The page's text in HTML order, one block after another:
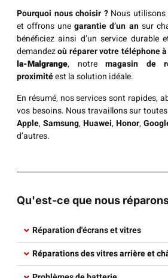
Pourquoi nous choisir ?Nous utilisons
et offrons unegarantie d’un ansur
bénéficiez ainsi d’un service durable
demandezoù réparer votre téléphone
la-Malgrange, notre magasin de
proximitéest la solution idéale.
En résumé, nos services sont rapides,
vos besoins. Nous travaillons sur
Apple,Samsung,Huawei,Honor,
d’autres.
Qu'est-ce que nous
Réparation d'écrans et vitres​
Réparations des vitres arrière et